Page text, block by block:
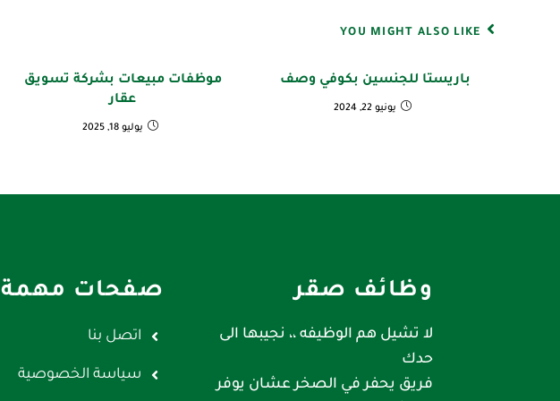
YOU MIGHT ALSO LIKE
موظفات مبيعات بشركة تسويق
عقار
يوليو 18, 2025
باريستا للجنسين بكوفي وصف
يونيو 22, 2024
وظائف صقر
لا تشيل هم الوظيفه ،، نجيبها الى
حدك
فريق يحفر في الصخر عشان يوفر
صفحات مهمة
اتصل بنا
سياسة الخصوصية